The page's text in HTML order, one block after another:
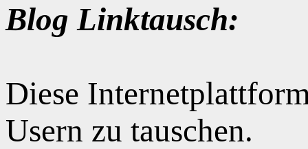
Blog Linktausch:
Diese
Usern zu tauschen.